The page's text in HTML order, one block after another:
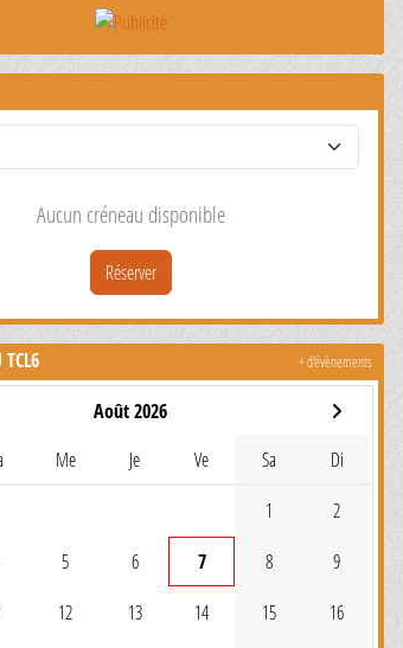
Aucun créneau disponible
Réserver
Août 2026
Me Je Ve Sa Di
1 2
5 6 7 8 9
12 13 14 15 16
+ d'évènements